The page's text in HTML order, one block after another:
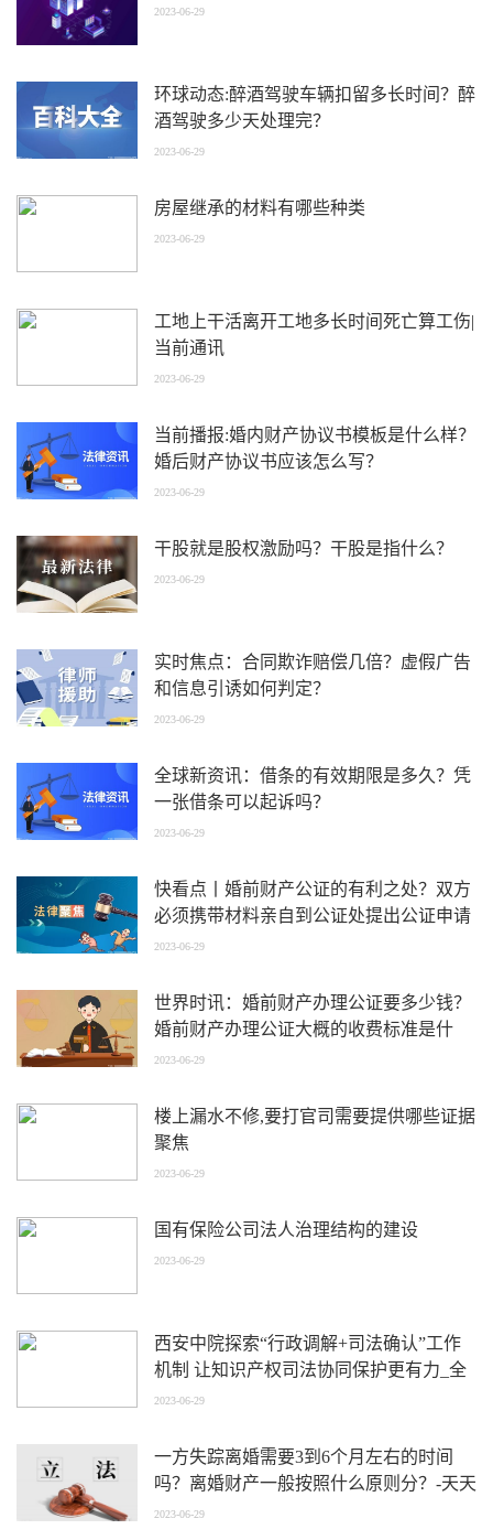
2023-06-29
环球动态:醉酒驾驶车辆扣留多长时间？醉
酒驾驶多少天处理完？
2023-06-29
房屋继承的材料有哪些种类
2023-06-29
工地上干活离开工地多长时间死亡算工伤|
当前通讯
2023-06-29
当前播报:婚内财产协议书模板是什么样？
婚后财产协议书应该怎么写？
2023-06-29
干股就是股权激励吗？干股是指什么？
2023-06-29
实时焦点：合同欺诈赔偿几倍？虚假广告
和信息引诱如何判定？
2023-06-29
全球新资讯：借条的有效期限是多久？凭
一张借条可以起诉吗？
2023-06-29
快看点丨婚前财产公证的有利之处？双方
必须携带材料亲自到公证处提出公证申请
吗？
2023-06-29
世界时讯：婚前财产办理公证要多少钱？
婚前财产办理公证大概的收费标准是什
么？
2023-06-29
楼上漏水不修,要打官司需要提供哪些证据
聚焦
2023-06-29
国有保险公司法人治理结构的建设
2023-06-29
西安中院探索“行政调解+司法确认”工作
机制 让知识产权司法协同保护更有力_全
球速看料
2023-06-29
一方失踪离婚需要3到6个月左右的时间
吗？离婚财产一般按照什么原则分？-天天
快报
2023-06-29